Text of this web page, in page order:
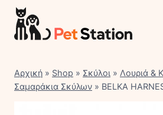
Skip
content
Αρχική » Shop » Σκύλοι » Λουριά &
Σαμαράκια Σκύλων » BELKA